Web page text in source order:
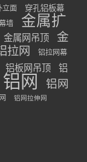
立面
穿孔铝板幕
墙
金属扩
金属网吊顶
金
拉网
铝拉网幕
铝板网吊顶
铝
铝网
铝网
铝网拉伸网